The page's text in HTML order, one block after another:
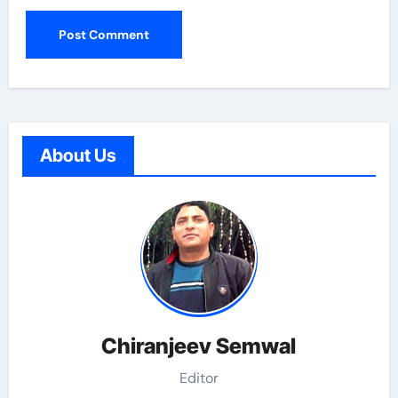
About Us
Chiranjeev Semwal
Editor